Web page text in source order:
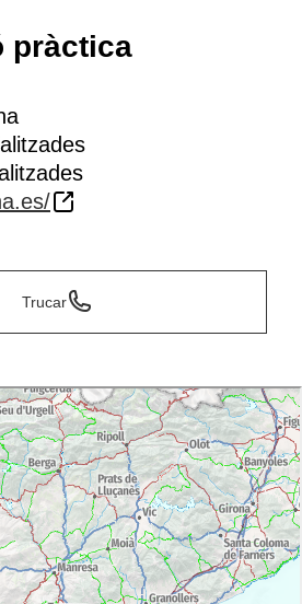
pràctica
Trucar